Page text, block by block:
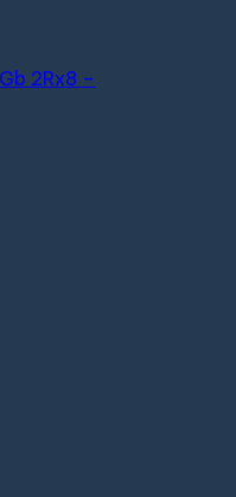
2Rx8 –